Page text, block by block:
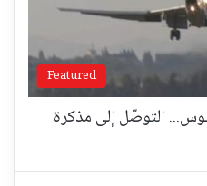
Featured
التوصّل إلى مذكرة